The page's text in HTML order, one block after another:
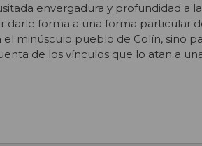
envergadura y profundidad a
darle forma a una forma particular
el minúsculo pueblo de Colín, sino
de los vínculos que lo atan a